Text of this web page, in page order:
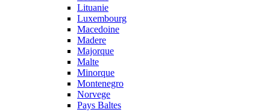
Lituanie
Luxembourg
Macedoine
Madere
Majorque
Malte
Minorque
Montenegro
Norvege
Pays Baltes